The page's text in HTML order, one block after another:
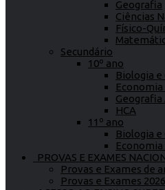
Geografia
Ciências
Físico-
Secundário
10º ano
Biologia e
Economia
Geografia
HCA
11º ano
Biologia e
Economia
PROVAS E EXAMES
Provas e Exames de
Provas e Exames